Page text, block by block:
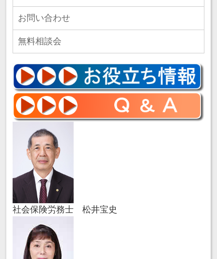
お問い合わせ
無料相談会
社会保険労務士 松井宝史